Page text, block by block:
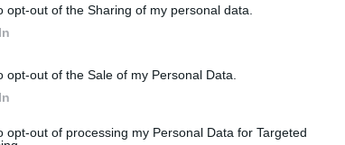
opt-out of the Sharing of my personal data.
opt-out of the Sale of my Personal Data.
opt-out of processing my Personal Data for Targeted
Il Rayo Vallecano spinge per Zamorano